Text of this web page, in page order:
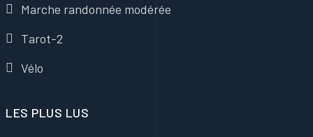
Marche randonnée modérée
Tarot-2
Vélo
LES PLUS LUS